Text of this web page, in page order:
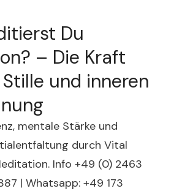
Du
– Die Kraft
und inneren
mentale Stärke und
durch Vital
Info +49 (0) 2463
| Whatsapp: +49 173